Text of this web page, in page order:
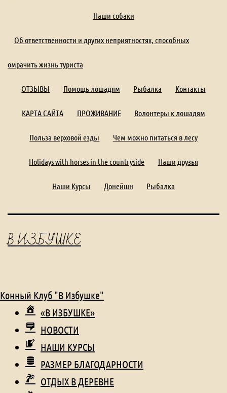
Наши собаки
Об ответственности и других неприятностях, способных
омрачить жизнь туриста
ОТЗЫВЫ Помощь лошадям Рыбалка Контакты
КАРТА САЙТА ПРОЖИВАНИЕ Волонтеры к лошадям
Польза верховой езды Чем можно питаться в лесу
Holidays with horses in the countryside Наши друзья
Наши Курсы Донейшн Рыбалка
В ИЗБУШКЕ
Конный Клуб "В Избушке"
«В ИЗБУШКЕ»
НОВОСТИ
НАШИ КУРСЫ
РАЗМЕР БЛАГОДАРНОСТИ
ОТДЫХ В ДЕРЕВНЕ